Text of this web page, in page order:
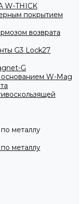
W-THICK
покрытием
возврата
G3 Lock27
G
W-Mag
металлу
металлу